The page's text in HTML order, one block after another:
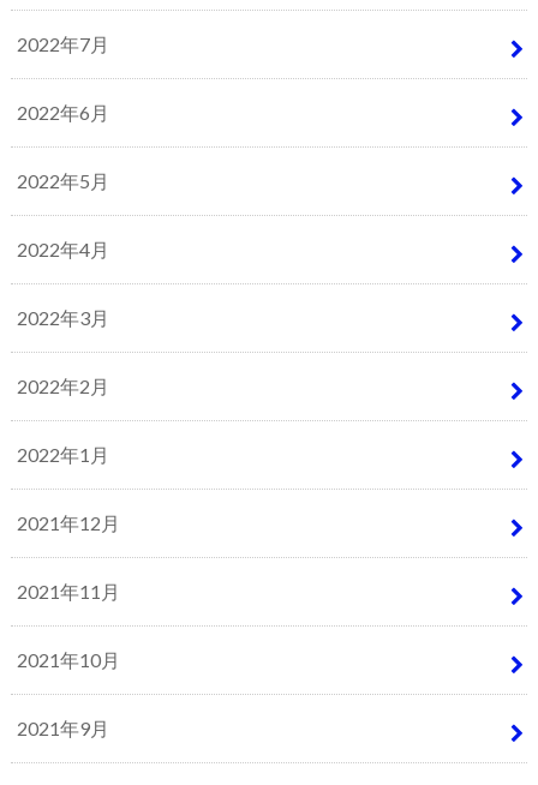
2022年7月
2022年6月
2022年5月
2022年4月
2022年3月
2022年2月
2022年1月
2021年12月
2021年11月
2021年10月
2021年9月